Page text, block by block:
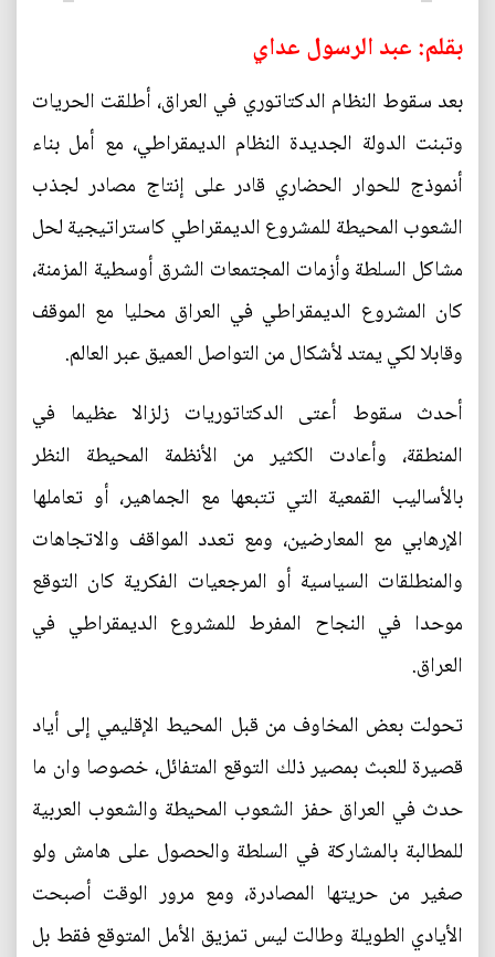
بقلم: عبد الرسول عداي
بعد سقوط النظام الدكتاتوري في العراق، أطلقت الحريات
وتبنت الدولة الجديدة النظام الديمقراطي، مع أمل بناء
أنموذج للحوار الحضاري قادر على إنتاج مصادر لجذب
الشعوب المحيطة للمشروع الديمقراطي كاستراتيجية لحل
مشاكل السلطة وأزمات المجتمعات الشرق أوسطية المزمنة،
كان المشروع الديمقراطي في العراق محليا مع الموقف
وقابلا لكي يمتد لأشكال من التواصل العميق عبر العالم.
أحدث سقوط أعتى الدكتاتوريات زلزالا عظيما في
المنطقة، وأعادت الكثير من الأنظمة المحيطة النظر
بالأساليب القمعية التي تتبعها مع الجماهير، أو تعاملها
الإرهابي مع المعارضين، ومع تعدد المواقف والاتجاهات
والمنطلقات السياسية أو المرجعيات الفكرية كان التوقع
موحدا في النجاح المفرط للمشروع الديمقراطي في
العراق.
تحولت بعض المخاوف من قبل المحيط الإقليمي إلى أياد
قصيرة للعبث بمصير ذلك التوقع المتفائل، خصوصا وان ما
حدث في العراق حفز الشعوب المحيطة والشعوب العربية
للمطالبة بالمشاركة في السلطة والحصول على هامش ولو
صغير من حريتها المصادرة، ومع مرور الوقت أصبحت
الأيادي الطويلة وطالت ليس تمزيق الأمل المتوقع فقط بل